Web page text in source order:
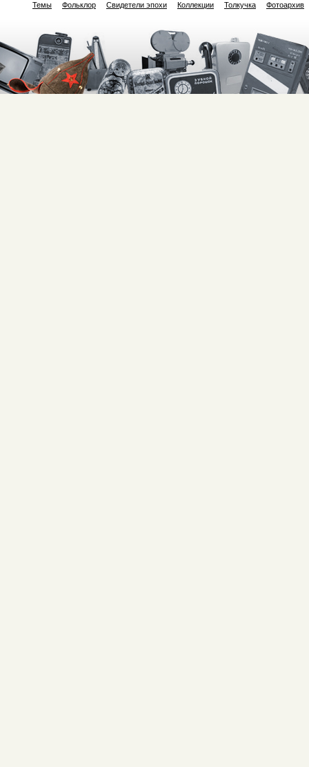
Темы Фольклор Свидетели эпохи Коллекции Толкучка Фотоархив